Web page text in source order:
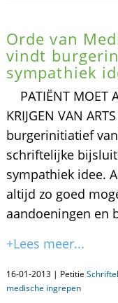
Orde van
vindt
sympathiek
PATIËNT MOET
KRIJGEN VAN
burgerinitiatief
schriftelijke
sympathiek idee.
altijd zo goed
aandoeningen en
+Lees meer...
16-01-2013 | Petitie
medische ingrepen